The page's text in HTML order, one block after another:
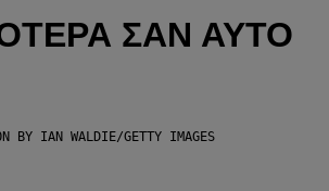
ΣΑΝ ΑΥΤΌ
BY IAN WALDIE/GETTY IMAGES